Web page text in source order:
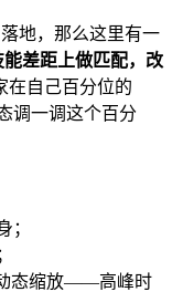
地，那么这里有一
差距上做匹配，改
在自己百分位的
调一调这个百分
；
；
态缩放——高峰时